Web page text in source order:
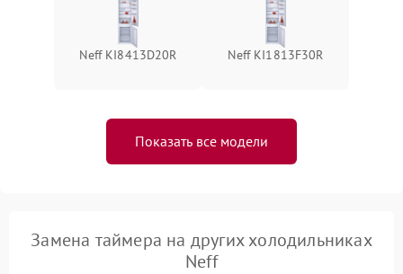
Neff KI8413D20R Neff KI1813F30R
Показать все модели
Замена таймера на других холодильниках
Neff